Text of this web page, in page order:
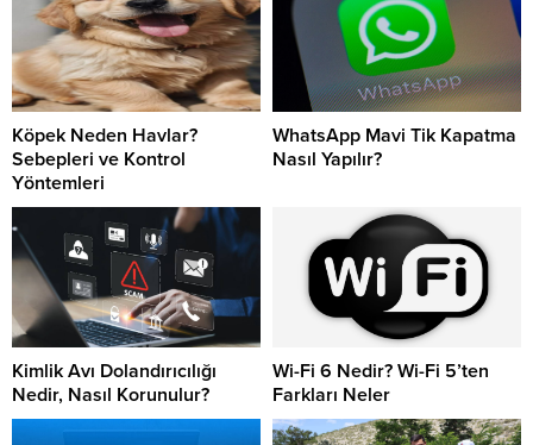
Köpek Neden Havlar?
Sebepleri ve Kontrol
Yöntemleri
WhatsApp Mavi Tik Kapatma
Nasıl Yapılır?
Kimlik Avı Dolandırıcılığı
Nedir, Nasıl Korunulur?
Wi-Fi 6 Nedir? Wi-Fi 5’ten
Farkları Neler